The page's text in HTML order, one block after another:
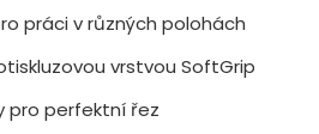
práci v různých polohách
vrstvou SoftGrip
pro perfektní řez